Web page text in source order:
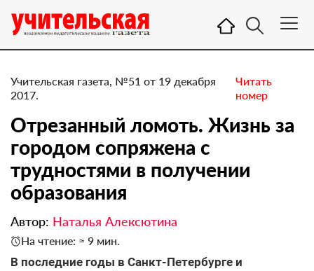
Учительская газета, №51 от 19 декабря
2017.
Читать
номер
Отрезанный ломоть. Жизнь за
городом сопряжена с
трудностями в получении
образования
Автор: Наталья Алексютина
На чтение: ≈ 9 мин.
В последние годы в Санкт-Петербурге и